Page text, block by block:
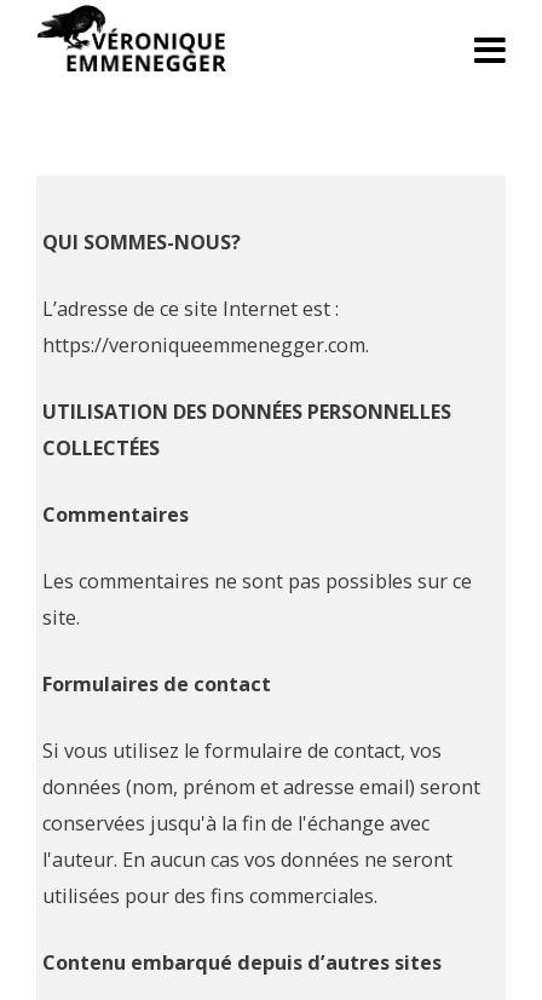
QUI SOMMES-NOUS?
L’adresse de ce site Internet est :
https://veroniqueemmenegger.com.
UTILISATION DES DONNÉES PERSONNELLES
COLLECTÉES
Commentaires
Les commentaires ne sont pas possibles sur ce
site.
Formulaires de contact
Si vous utilisez le formulaire de contact, vos
données (nom, prénom et adresse email) seront
conservées jusqu'à la fin de l'échange avec
l'auteur. En aucun cas vos données ne seront
utilisées pour des fins commerciales.
Contenu embarqué depuis d’autres sites